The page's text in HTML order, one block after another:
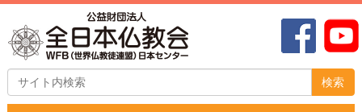
検索